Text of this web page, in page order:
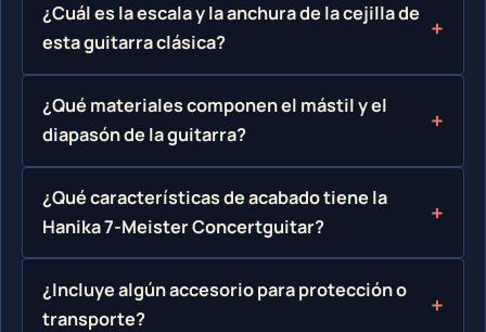
¿Cuál es la escala y la anchura de la cejilla de
esta guitarra clásica?
¿Qué materiales componen el mástil y el
diapasón de la guitarra?
¿Qué características de acabado tiene la
Hanika 7-Meister Concertguitar?
¿Incluye algún accesorio para protección o
transporte?